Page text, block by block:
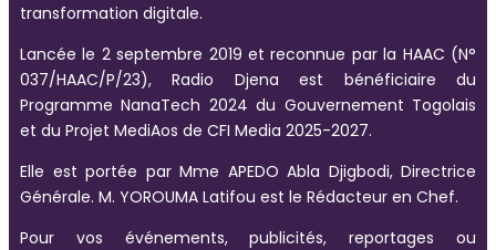
transformation digitale.
Lancée le 2 septembre 2019 et reconnue par la HAAC (N°
037/HAAC/P/23), Radio Djena est bénéficiaire du
Programme NanaTech 2024 du Gouvernement Togolais
et du Projet MediAos de CFI Media 2025-2027.
Elle est portée par Mme APEDO Abla Djigbodi, Directrice
Générale. M. YOROUMA Latifou est le Rédacteur en Chef.
Pour vos événements, publicités, reportages ou